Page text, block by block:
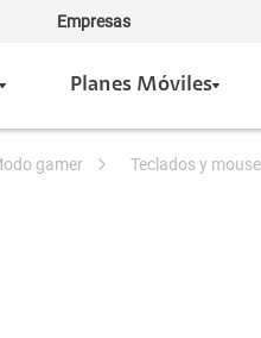
Empresas
Planes Móviles
modo gamer teclados y